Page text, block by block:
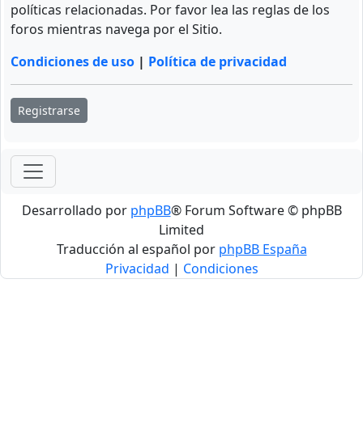
políticas relacionadas. Por favor lea las reglas de los
foros mientras navega por el Sitio.
Condiciones de uso | Política de privacidad
Registrarse
Desarrollado por phpBB® Forum Software © phpBB
Limited
Traducción al español por phpBB España
Privacidad | Condiciones